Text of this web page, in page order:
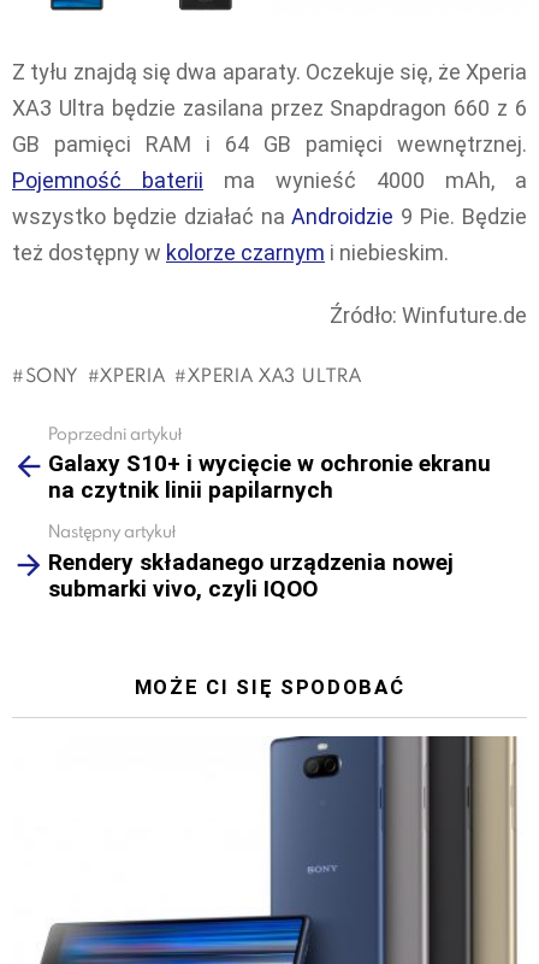
Z tyłu znajdą się dwa aparaty. Oczekuje się, że Xperia
XA3 Ultra będzie zasilana przez Snapdragon 660 z 6
GB pamięci RAM i 64 GB pamięci wewnętrznej.
Pojemność baterii ma wynieść 4000 mAh, a
wszystko będzie działać naAndroidzie 9 Pie. Będzie
też dostępny w kolorze czarnym i niebieskim.
Źródło: Winfuture.de
SONY XPERIA XPERIA XA3 ULTRA
more
Poprzedni artykuł
Galaxy S10+ i wycięcie w ochronie ekranu
na czytnik linii papilarnych
Następny artykuł
Rendery składanego urządzenia nowej
submarki vivo, czyli IQOO
MOŻE CI SIĘ SPODOBAĆ